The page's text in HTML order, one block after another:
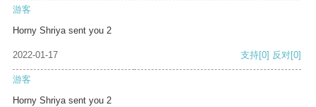
游客
Horny Shriya sent you 2
2022-01-17 支持[0] 反对[0]
游客
Horny Shriya sent you 2